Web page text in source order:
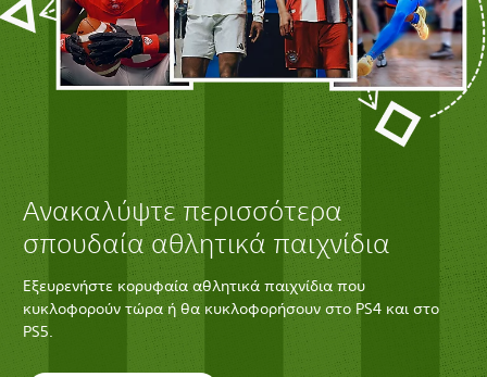
Ανακαλύψτε περισσότερα
σπουδαία αθλητικά παιχνίδια
Εξευρενήστε κορυφαία αθλητικά παιχνίδια που
κυκλοφορούν τώρα ή θα κυκλοφορήσουν στο PS4 και στο
PS5.